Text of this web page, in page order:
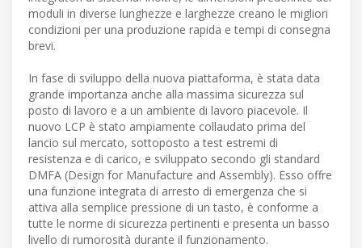
moduli in diverse lunghezze e larghezze creano le migliori
condizioni per una produzione rapida e tempi di consegna
brevi.
In fase di sviluppo della nuova piattaforma, è stata data
grande importanza anche alla massima sicurezza sul
posto di lavoro e a un ambiente di lavoro piacevole. Il
nuovo LCP è stato ampiamente collaudato prima del
lancio sul mercato, sottoposto a test estremi di
resistenza e di carico, e sviluppato secondo gli standard
DMFA (Design for Manufacture and Assembly). Esso offre
una funzione integrata di arresto di emergenza che si
attiva alla semplice pressione di un tasto, è conforme a
tutte le norme di sicurezza pertinenti e presenta un basso
livello di rumorosità durante il funzionamento.